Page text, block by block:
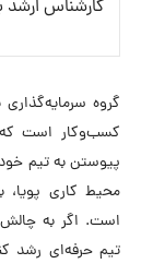
کارشناس ارشد
گروه
کسب‌وکار است
پیوستن به تیم
محیط کاری پویا،
است. اگر به
تیم حرفه‌ای رشد